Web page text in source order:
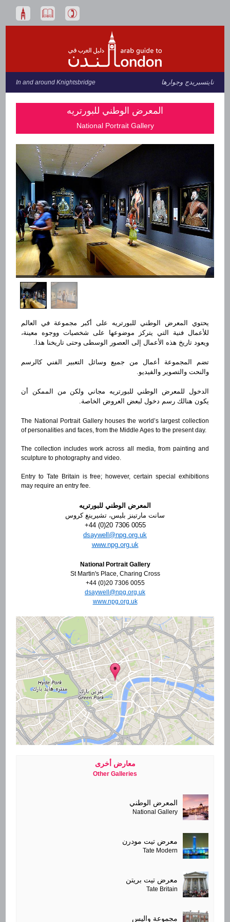
نايتسبريدج وجوارها In and around Knightsbridge
المعرض الوطني للبورتريه
National Portrait Gallery
يحتوي المعرض الوطني للبورتريه على أكبر مجموعة في العالم
للأعمال فنية التي يتركز موضوعها على شخصيات ووجوه معينة،
ويعود تاريخ هذه الأعمال إلى العصور الوسطى وحتى تاريخنا هذا.
تضم المجموعة أعمال من جميع وسائل التعبير الفني كالرسم
والنحت والتصوير والفيديو.
الدخول للمعرض الوطني للبورتريه مجاني ولكن من الممكن أن
يكون هنالك رسم دخول لبعض العروض الخاصة.
The National Portrait Gallery houses the world’s largest collection
of personalities and faces, from the Middle Ages to the present day.
The collection includes work across all media, from painting and
sculpture to photography and video.
Entry to Tate Britain is free; however, certain special exhibitions
may require an entry fee.
المعرض الوطني للبورتريه
سانت مارتينز بليس، تشيرينغ كروس
+44 (0)20 7306 0055
ku.gro.gpn@llewyasd
www.npg.org.uk
National Portrait Gallery
St Martin's Place, Charing Cross
+44 (0)20 7306 0055
ku.gro.gpn@llewyasd
www.npg.org.uk
معارض أخرى
Other Galleries
المعرض الوطني
National Gallery
معرض تيت مودرن
Tate Modern
معرض تيت بريتن
Tate Britain
مجموعة واليس